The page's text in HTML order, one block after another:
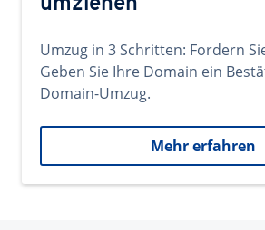
umziehen
Umzug in 3 Schritten: Fordern
Geben Sie Ihre Domain ein
Domain-Umzug.
Mehr erfahren